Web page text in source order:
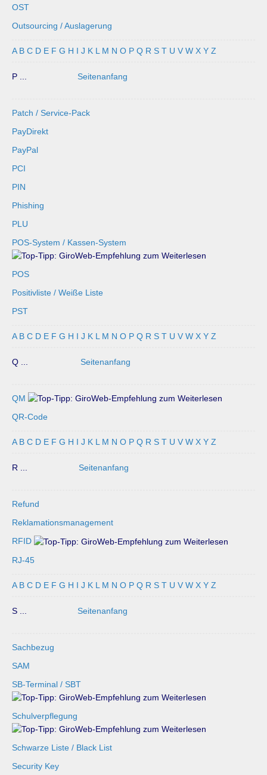
OST
Outsourcing / Auslagerung
A B C D E F G H I J K L M N O P Q R S T U V W X Y Z
P ... Seitenanfang
Patch / Service-Pack
PayDirekt
PayPal
PCI
PIN
Phishing
PLU
POS-System / Kassen-System
POS
Positivliste / Weiße Liste
PST
A B C D E F G H I J K L M N O P Q R S T U V W X Y Z
Q ... Seitenanfang
QM
QR-Code
A B C D E F G H I J K L M N O P Q R S T U V W X Y Z
R ... Seitenanfang
Refund
Reklamationsmanagement
RFID
RJ-45
A B C D E F G H I J K L M N O P Q R S T U V W X Y Z
S ... Seitenanfang
Sachbezug
SAM
SB-Terminal / SBT
Schulverpflegung
Schwarze Liste / Black List
Security Key